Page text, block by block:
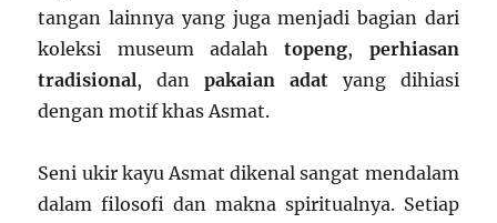
tangan lainnya yang juga menjadi bagian dari
koleksi museum adalahtopeng, perhiasan
tradisional, danpakaian adatyang dihiasi
dengan motif khas Asmat.
Seni ukir kayu Asmat dikenal sangat mendalam
dalam filosofi dan makna spiritualnya. Setiap